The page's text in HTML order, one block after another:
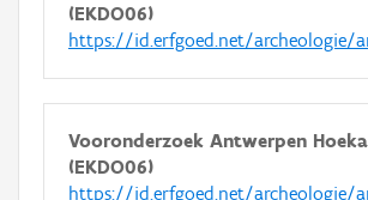
(EKDO06)
https://id.erfgoed.net/archeologie/
Vooronderzoek Antwerpen
(EKDO06)
https://id.erfgoed.net/archeologie/